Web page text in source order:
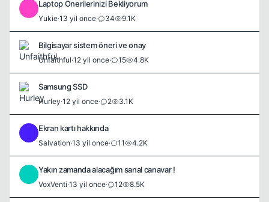
Laptop Önerilerinizi Bekliyorum
Yukie·13 yil once· 34 9.1K
Bilgisayar sistem öneri ve onay
Unfaithful·12 yil once· 15 4.8K
Samsung SSD
Hurley·12 yil once· 2 3.1K
Ekran kartı hakkında
Salvation·13 yil once· 11 4.2K
Yakın zamanda alacağım sanal canavar !
VoxVenti·13 yil once· 12 8.5K